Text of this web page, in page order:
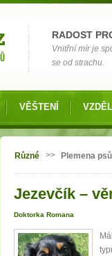
RADOST
Vnitřní mír je
se od strachu.
VĚŠTENÍ
Jste zde
Různé >> Plemena psů
Jezevčík –
Doktorka Romana